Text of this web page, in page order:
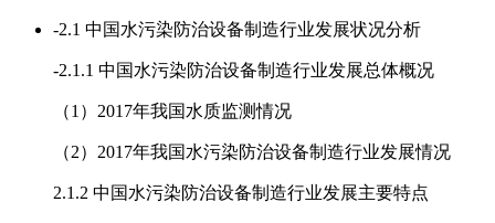
-2.1 中国水污染防治设备制造行业发展状况分析
-2.1.1 中国水污染防治设备制造行业发展总体概况
（1）2017年我国水质监测情况
（2）2017年我国水污染防治设备制造行业发展情况
2.1.2 中国水污染防治设备制造行业发展主要特点